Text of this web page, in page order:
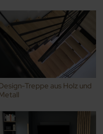
Treppe aus Holz und